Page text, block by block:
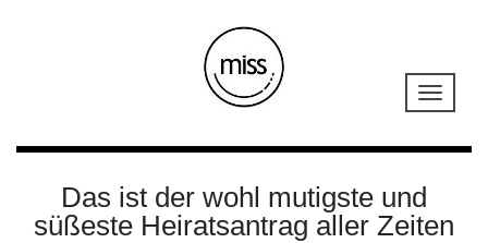
Das ist der wohl mutigste und
süßeste Heiratsantrag aller Zeiten